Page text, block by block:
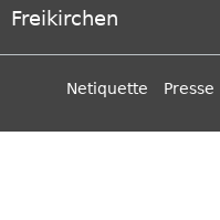
Freikirchen
Netiquette Presse